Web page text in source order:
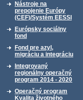
Nástroje na
prepojenie Európy
(CEF)/Systém EESSI
Európsky sociálny
fond
Fond pre azyl,
migráciu a integráciu
Integrovaný
regionálny operačný
program 2014 - 2020
Operačný program
Kvalita životného